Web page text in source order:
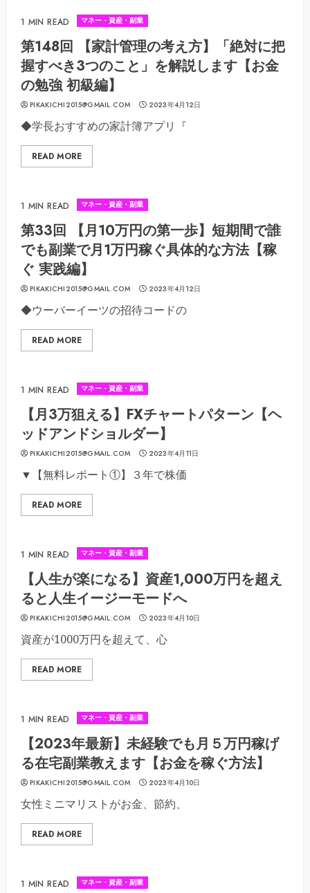
1 MIN READ マネー・資産・副業
第148回 【家計管理の考え方】「絶対に把
握すべき3つのこと」を解説します【お金
の勉強 初級編】
PIKAKICHI2015@GMAIL.COM 2023年4月12日
◆学長おすすめの家計簿アプリ『
READ MORE
1 MIN READ マネー・資産・副業
第33回 【月10万円の第一歩】短期間で誰
でも副業で月1万円稼ぐ具体的な方法【稼
ぐ 実践編】
PIKAKICHI2015@GMAIL.COM 2023年4月12日
◆ウーバーイーツの招待コードの
READ MORE
1 MIN READ マネー・資産・副業
【月3万狙える】FXチャートパターン【ヘ
ッドアンドショルダー】
PIKAKICHI2015@GMAIL.COM 2023年4月11日
▼【無料レポート①】３年で株価
READ MORE
1 MIN READ マネー・資産・副業
【人生が楽になる】資産1,000万円を超え
ると人生イージーモードへ
PIKAKICHI2015@GMAIL.COM 2023年4月10日
資産が1000万円を超えて、心
READ MORE
1 MIN READ マネー・資産・副業
【2023年最新】未経験でも月５万円稼げ
る在宅副業教えます【お金を稼ぐ方法】
PIKAKICHI2015@GMAIL.COM 2023年4月10日
女性ミニマリストがお金、節約、
READ MORE
1 MIN READ マネー・資産・副業